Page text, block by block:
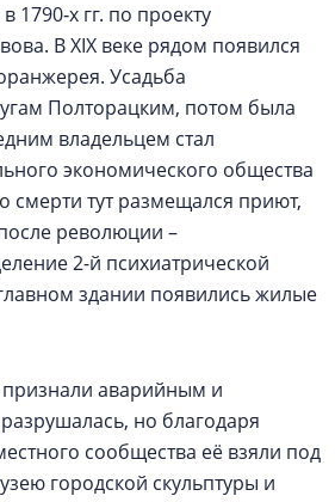
1790‑х гг. по проекту
В XIX веке рядом появился
Усадьба
Полторацким, потом была
владельцем стал
экономического общества
смерти тут размещался приют,
революции –
2-й психиатрической
здании появились жилые
признали аварийным и
но благодаря
сообщества её взяли под
городской скульптуры и